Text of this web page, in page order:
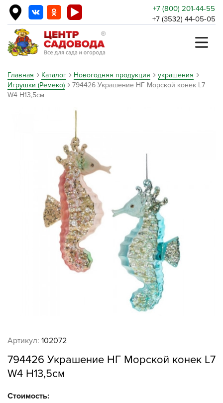
+7 (800) 201-44-55
+7 (3532) 44-05-05
Главная Каталог Новогодняя продукция
украшения
Игрушки (Ремеко)
794426 Украшение НГ Морской конек L7
W4 H13,5см
Артикул: 102072
794426 Украшение НГ Морской конек L7
W4 H13,5см
Стоимость: